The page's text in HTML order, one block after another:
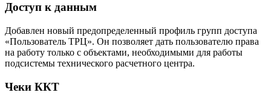
Доступ к данным
Добавлен новый предопределенный профиль групп доступа
«Пользователь ТРЦ». Он позволяет дать пользователю права
на работу только с объектами, необходимыми для работы
подсистемы технического расчетного центра.
Чеки ККТ